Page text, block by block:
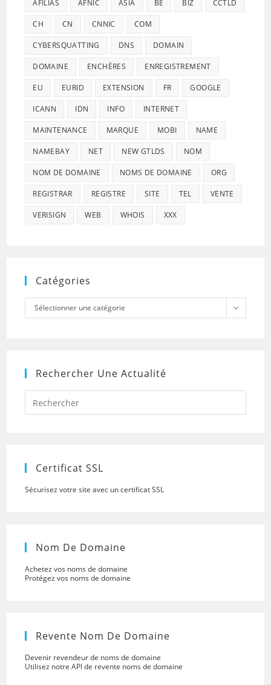
AFILIAS AFNIC ASIA BE BIZ CCTLD
CH CN CNNIC COM
CYBERSQUATTING DNS DOMAIN
DOMAINE ENCHÈRES ENREGISTREMENT
EU EURID EXTENSION FR GOOGLE
ICANN IDN INFO INTERNET
MAINTENANCE MARQUE MOBI NAME
NAMEBAY NET NEW GTLDS NOM
NOM DE DOMAINE NOMS DE DOMAINE ORG
REGISTRAR REGISTRE SITE TEL VENTE
VERISIGN WEB WHOIS XXX
Catégories
Catégories
Sélectionner une catégorie
Rechercher Une Actualité
Press
to
Certificat SSL
Sécurisez votre site avec un certificat SSL
Nom De Domaine
Achetez vos noms de domaine
Protégez vos noms de domaine
Revente Nom De Domaine
Devenir revendeur de noms de domaine
Utilisez notre API de revente noms de domaine